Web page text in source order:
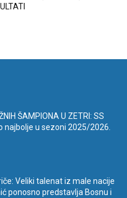
ŠAMPIONA U ZETRI: SS
najbolje u sezoni 2025/2026.
Veliki talenat iz male nacije
ponosno predstavlja Bosnu i